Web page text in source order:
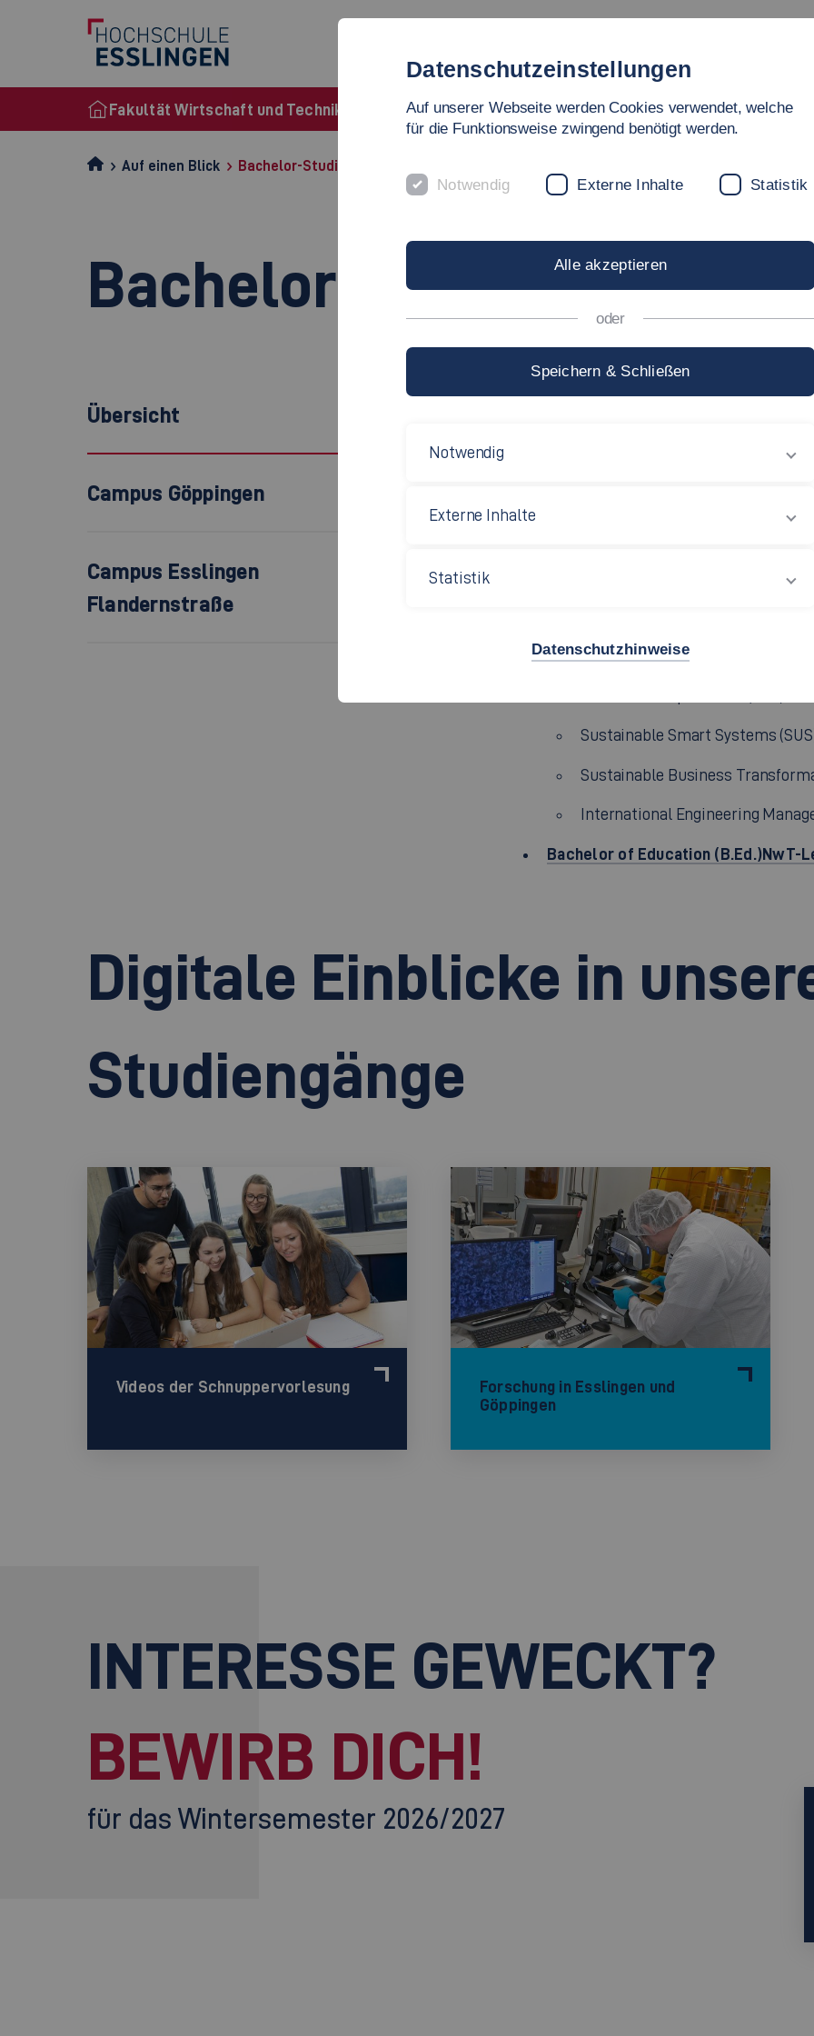
Fakultät Wirtschaft und Technik
Auf einen Blick Bachelor-Studiengänge
Bachelor-Studiengänge
Übersicht
Campus Göppingen
Campus Esslingen
Flandernstraße
Internationale Technische
Technische Betriebswirtschaft/
Wirtschaftsingenieurwesen (B.Eng.)
Sustainable Smart Systems
Sustainable Business
International Engineering
Bachelor of Education (B.Ed.)NwT-
Digitale Einblicke in
Studiengänge
Videos der Schnuppervorlesung
Forschung in Esslingen und
Göppingen
INTERESSE GEWECKT?
BEWIRB DICH!
für das Wintersemester 2026/2027
Datenschutzeinstellungen
Auf unserer Webseite werden Cookies verwendet, welche
für die Funktionsweise zwingend benötigt werden.
Notwendig Externe Inhalte Statistik
Alle akzeptieren
oder
Speichern & Schließen
Notwendig
Externe Inhalte
Statistik
Datenschutzhinweise